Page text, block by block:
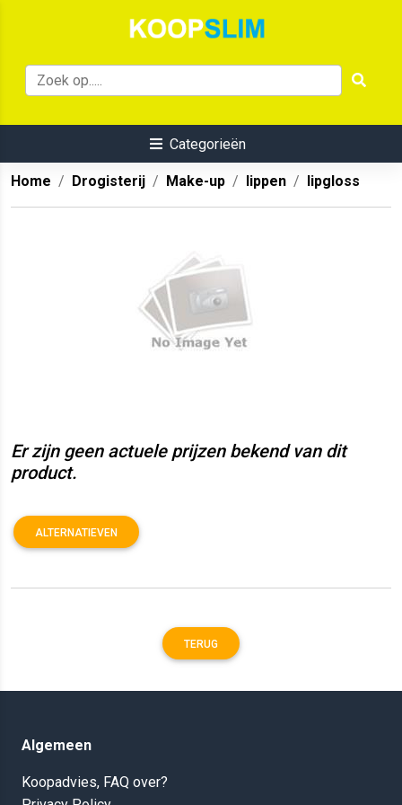
Categorieën
Home Drogisterij Make-up lippen lipgloss
Er zijn geen actuele prijzen bekend van dit
product.
ALTERNATIEVEN
TERUG
Algemeen
Koopadvies, FAQ over?